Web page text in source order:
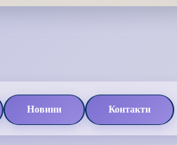
Новини Контакти